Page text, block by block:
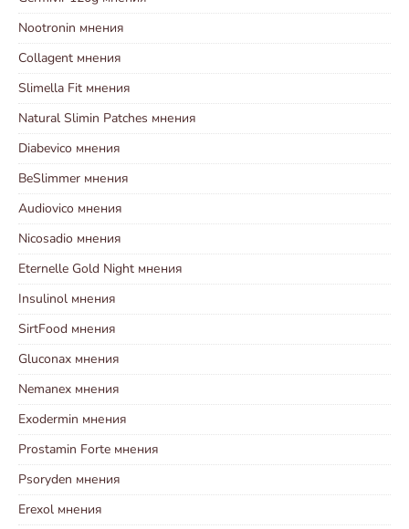
Nootronin мнения
Collagent мнения
Slimella Fit мнения
Natural Slimin Patches мнения
Diabevico мнения
BeSlimmer мнения
Audiovico мнения
Nicosadio мнения
Eternelle Gold Night мнения
Insulinol мнения
SirtFood мнения
Gluconax мнения
Nemanex мнения
Exodermin мнения
Prostamin Forte мнения
Psoryden мнения
Erexol мнения